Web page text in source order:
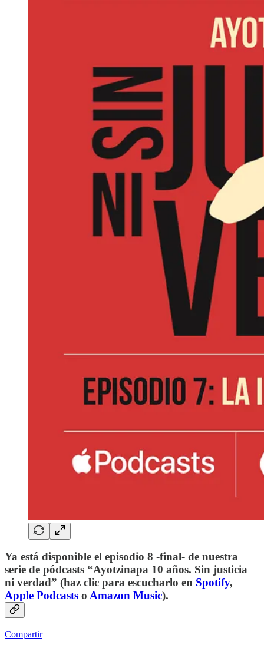
Ya está disponible el episodio 8 -final- de nuestra
serie de pódcasts “Ayotzinapa 10 años. Sin justicia
ni verdad” (haz clic para escucharlo en Spotify,
Apple Podcasts o Amazon Music).
Compartir